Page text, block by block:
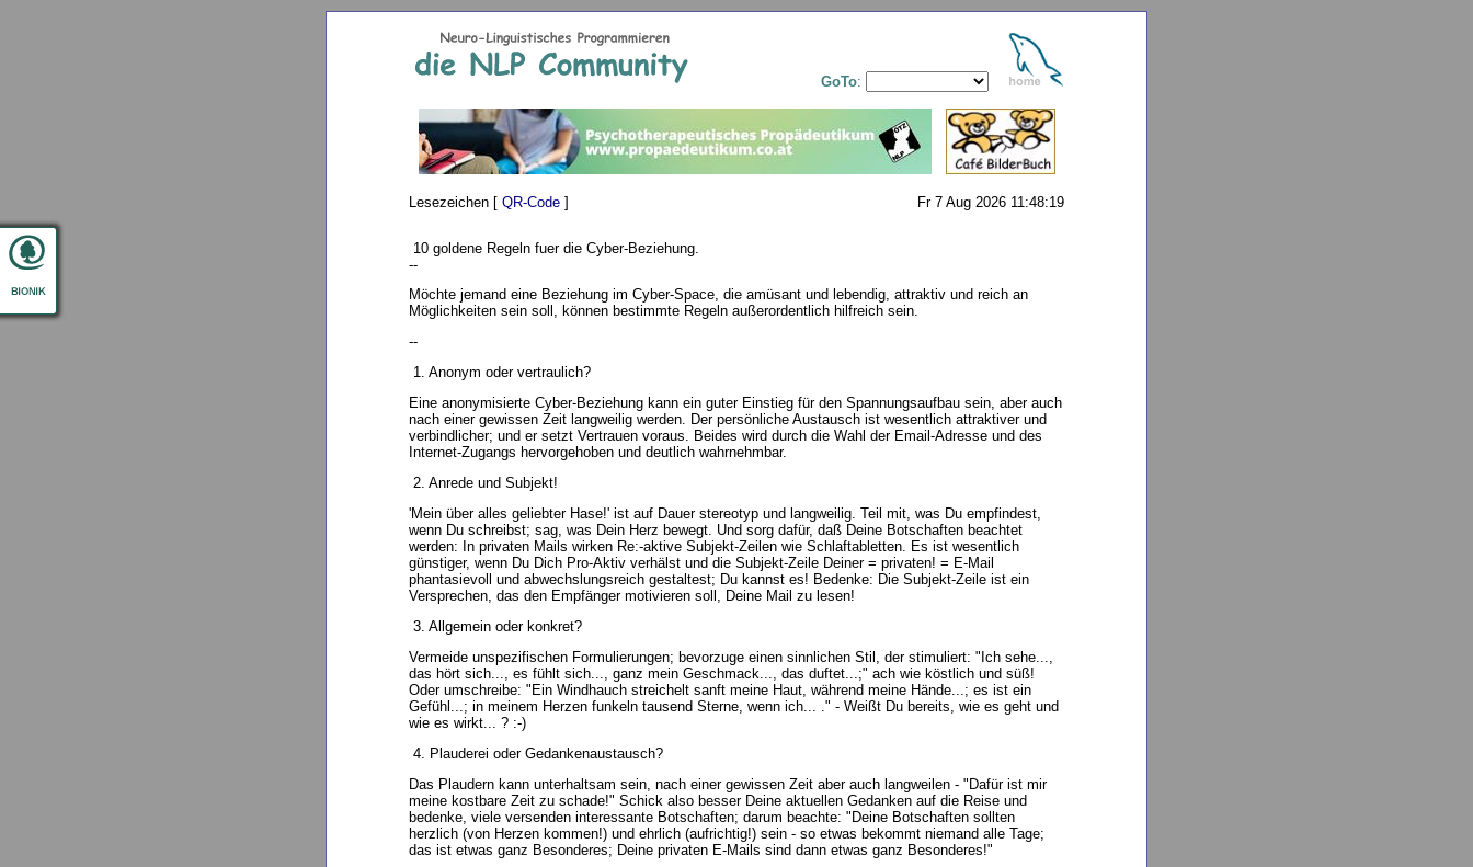
GoTo:
Lesezeichen [ QR-Code ] Fr 7 Aug 2026 11:48:19
10 goldene Regeln fuer die Cyber-Beziehung.
--
Möchte jemand eine Beziehung im Cyber-Space, die amüsant und lebendig, attraktiv und reich an
Möglichkeiten sein soll, können bestimmte Regeln außerordentlich hilfreich sein.
--
1. Anonym oder vertraulich?
Eine anonymisierte Cyber-Beziehung kann ein guter Einstieg für den Spannungsaufbau sein, aber auch
nach einer gewissen Zeit langweilig werden. Der persönliche Austausch ist wesentlich attraktiver und
verbindlicher; und er setzt Vertrauen voraus. Beides wird durch die Wahl der Email-Adresse und des
Internet-Zugangs hervorgehoben und deutlich wahrnehmbar.
2. Anrede und Subjekt!
'Mein über alles geliebter Hase!' ist auf Dauer stereotyp und langweilig. Teil mit, was Du empfindest,
wenn Du schreibst; sag, was Dein Herz bewegt. Und sorg dafür, daß Deine Botschaften beachtet
werden: In privaten Mails wirken Re:-aktive Subjekt-Zeilen wie Schlaftabletten. Es ist wesentlich
günstiger, wenn Du Dich Pro-Aktiv verhälst und die Subjekt-Zeile Deiner = privaten! = E-Mail
phantasievoll und abwechslungsreich gestaltest; Du kannst es! Bedenke: Die Subjekt-Zeile ist ein
Versprechen, das den Empfänger motivieren soll, Deine Mail zu lesen!
3. Allgemein oder konkret?
Vermeide unspezifischen Formulierungen; bevorzuge einen sinnlichen Stil, der stimuliert: "Ich sehe...,
das hört sich..., es fühlt sich..., ganz mein Geschmack..., das duftet...;" ach wie köstlich und süß!
Oder umschreibe: "Ein Windhauch streichelt sanft meine Haut, während meine Hände...; es ist ein
Gefühl...; in meinem Herzen funkeln tausend Sterne, wenn ich... ." - Weißt Du bereits, wie es geht und
wie es wirkt... ? :-)
4. Plauderei oder Gedankenaustausch?
Das Plaudern kann unterhaltsam sein, nach einer gewissen Zeit aber auch langweilen - "Dafür ist mir
meine kostbare Zeit zu schade!" Schick also besser Deine aktuellen Gedanken auf die Reise und
bedenke, viele versenden interessante Botschaften; darum beachte: "Deine Botschaften sollten
herzlich (von Herzen kommen!) und ehrlich (aufrichtig!) sein - so etwas bekommt niemand alle Tage;
das ist etwas ganz Besonderes; Deine privaten E-Mails sind dann etwas ganz Besonderes!"